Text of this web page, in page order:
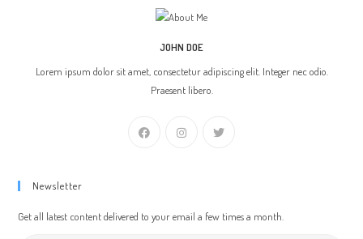
JOHN DOE
Lorem ipsum dolor sit amet, consectetur adipiscing elit. Integer nec odio.
Praesent libero.
Newsletter
Get all latest content delivered to your email a few times a month.